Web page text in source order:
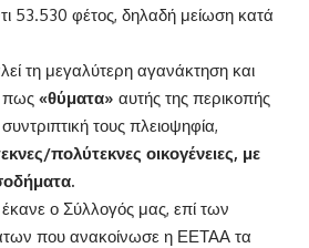
53.530 φέτος, δηλαδή μείωση κατά
τη μεγαλύτερη αγανάκτηση και
πως «θύματα» αυτής της περικοπής
τους πλειοψηφία,
πολύτεκνες οικογένειες, με
ο Σύλλογός μας, επί των
που ανακοίνωσε η ΕΕΤΑΑ τα